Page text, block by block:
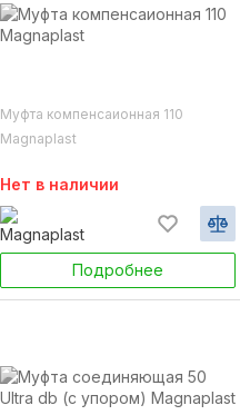
Муфта компенсаионная 110
Magnaplast
Нет в наличии
Подробнее